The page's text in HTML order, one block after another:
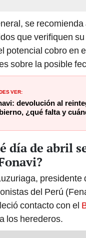
se recomienda
que verifiquen
potencial cobro en
sobre la posible
VER:
devolución al
¿qué falta y
día de abril
presidente
del Perú
contacto con el
los herederos.